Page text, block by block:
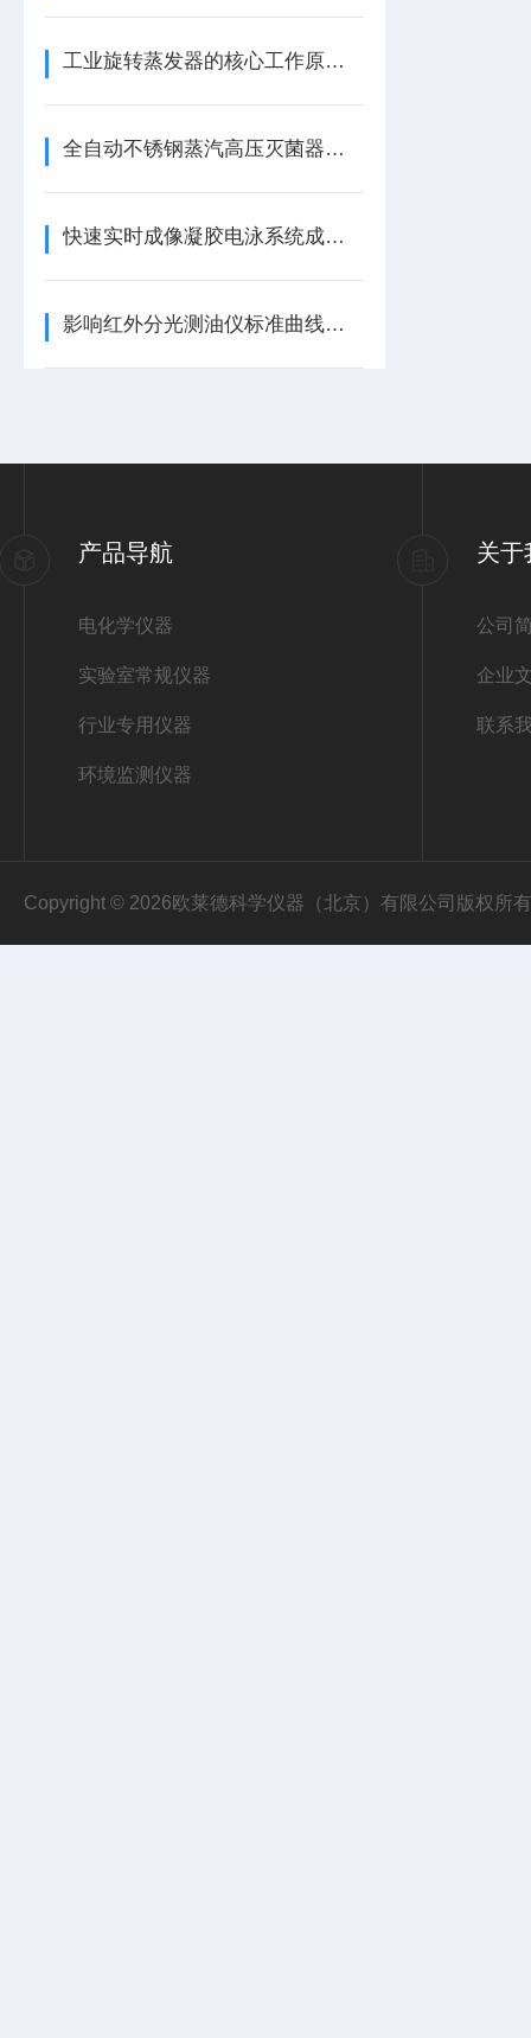
工业旋转蒸发器的核心工作原理与设计
全自动不锈钢蒸汽高压灭菌器的选择与应用分析
快速实时成像凝胶电泳系统成像模块结构设计
影响红外分光测油仪标准曲线准确性的因素分析
产品导航
电化学仪器
实验室常规仪器
行业专用仪器
环境监测仪器
关于
公司
企业
联系
Copyright © 2026欧莱德科学仪器（北京）有限公司版权